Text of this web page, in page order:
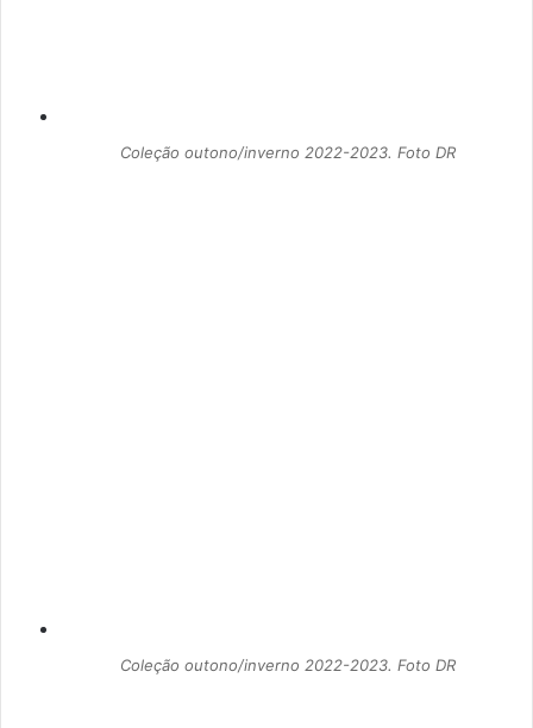
Coleção outono/inverno 2022-2023. Foto DR
Coleção outono/inverno 2022-2023. Foto DR